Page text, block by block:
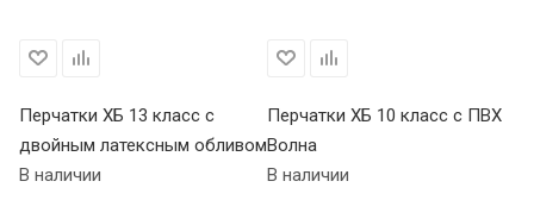
Перчатки ХБ 13 класс с
двойным латексным обливом
В наличии
Перчатки ХБ 10 класс с ПВХ
Волна
В наличии